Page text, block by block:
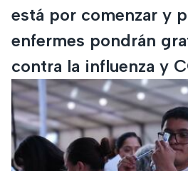
está por comenzar y
enfermes pondrán
contra la influenza y